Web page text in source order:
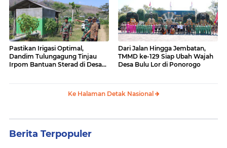
Pastikan Irigasi Optimal,
Dandim Tulungagung Tinjau
Irpom Bantuan Sterad di Desa
Dari Jalan Hingga Jembatan,
TMMD ke-129 Siap Ubah Wajah
Desa Bulu Lor di Ponorogo
Ke Halaman Detak Nasional
Berita Terpopuler